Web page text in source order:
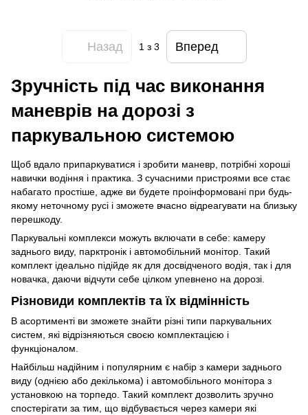
Назад 1з 3 Вперед
Зручність під час виконання
маневрів на дорозі з
паркувальною системою
Щоб вдало припаркуватися і зробити маневр, потрібні хороші
навички водіння і практика. З сучасними пристроями все стає
набагато простіше, адже ви будете проінформовані при будь-
якому неточному русі і зможете вчасно відреагувати на близьку
перешкоду.
Паркувальні комплекси можуть включати в себе: камеру
заднього виду, парктронік і автомобільний монітор. Такий
комплект ідеально підійде як для досвідченого водія, так і для
новачка, даючи відчути себе цілком упевнено на дорозі.
Різновиди комплектів та їх відмінність
В асортименті ви зможете знайти різні типи паркувальних
систем, які відрізняються своєю комплектацією і
функціоналом.
Найбільш надійним і популярним є набір з камери заднього
виду (однією або декількома) і автомобільного монітора з
установкою на торпедо. Такий комплект дозволить зручно
спостерігати за тим, що відбувається через камери які